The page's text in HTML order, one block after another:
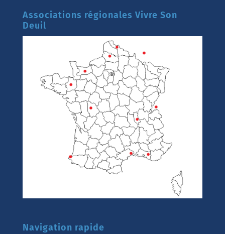
Associations régionales Vivre Son
Deuil
Navigation rapide